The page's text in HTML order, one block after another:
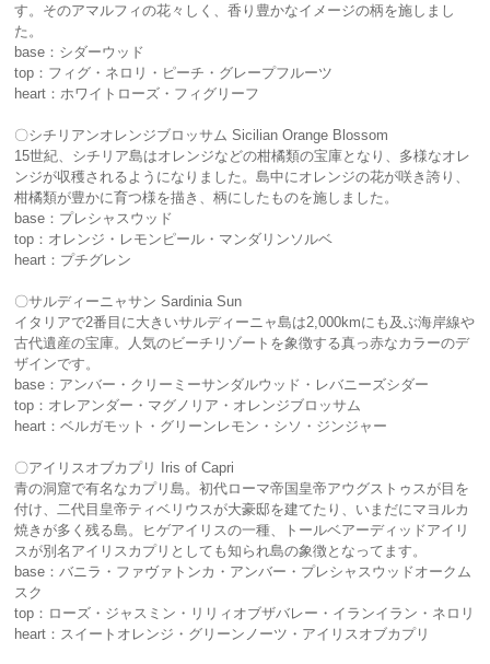
す。そのアマルフィの花々しく、香り豊かなイメージの柄を施しまし
た。
base：シダーウッド
top：フィグ・ネロリ・ピーチ・グレープフルーツ
heart：ホワイトローズ・フィグリーフ
〇シチリアンオレンジブロッサム Sicilian Orange Blossom
15世紀、シチリア島はオレンジなどの柑橘類の宝庫となり、多様なオレ
ンジが収穫されるようになりました。島中にオレンジの花が咲き誇り、
柑橘類が豊かに育つ様を描き、柄にしたものを施しました。
base：プレシャスウッド
top：オレンジ・レモンピール・マンダリンソルベ
heart：プチグレン
〇サルディーニャサン Sardinia Sun
イタリアで2番目に大きいサルディーニャ島は2,000kmにも及ぶ海岸線や
古代遺産の宝庫。人気のビーチリゾートを象徴する真っ赤なカラーのデ
ザインです。
base：アンバー・クリーミーサンダルウッド・レバニーズシダー
top：オレアンダー・マグノリア・オレンジブロッサム
heart：ベルガモット・グリーンレモン・シソ・ジンジャー
〇アイリスオブカプリ Iris of Capri
青の洞窟で有名なカプリ島。初代ローマ帝国皇帝アウグストゥスが目を
付け、二代目皇帝ティベリウスが大豪邸を建てたり、いまだにマヨルカ
焼きが多く残る島。ヒゲアイリスの一種、トールベアーディッドアイリ
スが別名アイリスカプリとしても知られ島の象徴となってます。
base：バニラ・ファヴァトンカ・アンバー・プレシャスウッドオークム
スク
top：ローズ・ジャスミン・リリィオブザバレー・イランイラン・ネロリ
heart：スイートオレンジ・グリーンノーツ・アイリスオブカプリ